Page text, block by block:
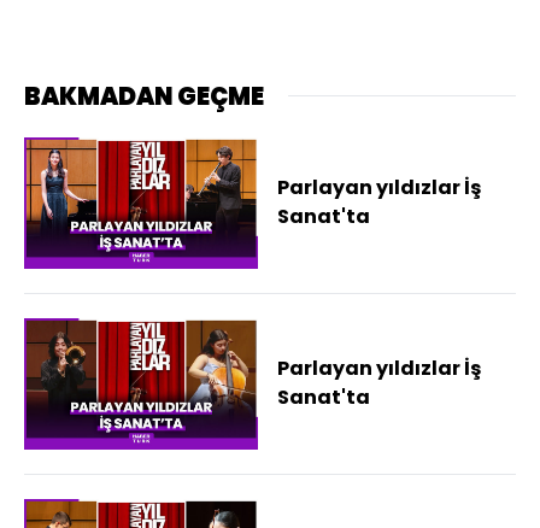
BAKMADAN GEÇME
Parlayan yıldızlar İş
Sanat'ta
Parlayan yıldızlar İş
Sanat'ta